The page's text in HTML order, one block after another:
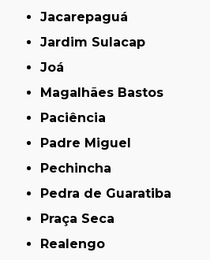
Jacarepaguá
Jardim Sulacap
Joá
Magalhães Bastos
Paciência
Padre Miguel
Pechincha
Pedra de Guaratiba
Praça Seca
Realengo